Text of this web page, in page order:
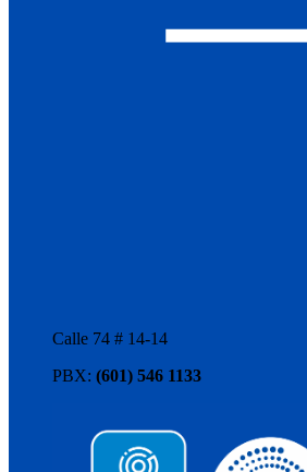
Calle 74 # 14-14
PBX: (601) 546 1133